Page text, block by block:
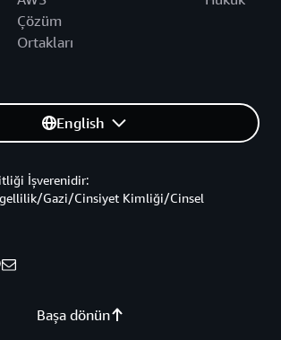
Çözüm
Ortakları
English
Başa dönün
İşverenidir:
Gazi/Cinsiyet Kimliği/Cinsel